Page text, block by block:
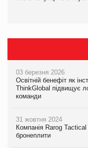
03 березня 2026
Освітній бенефіт як
ThinkGlobal підвищує
команди
31 жовтня 2024
Компанія Rarog Tactical
бронеплити